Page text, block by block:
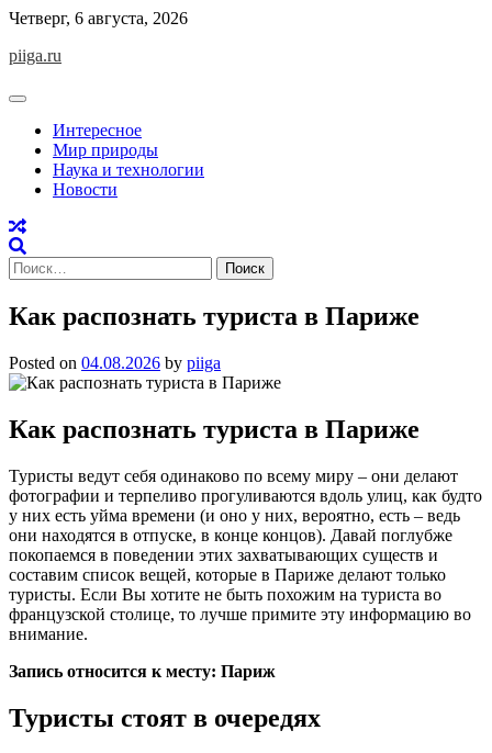
Skip
content
Четверг, 6 августа, 2026
piiga.ru
Интересное
Мир природы
Наука и технологии
Новости
Найти:
Как распознать туриста в Париже
Posted on 04.08.2026 by piiga
Как распознать туриста в Париже
Туристы ведут себя одинаково по всему миру – они делают
фотографии и терпеливо прогуливаются вдоль улиц, как будто
у них есть уйма времени (и оно у них, вероятно, есть – ведь
они находятся в отпуске, в конце концов). Давай поглубже
покопаемся в поведении этих захватывающих существ и
составим список вещей, которые в Париже делают только
туристы. Если Вы хотите не быть похожим на туриста во
французской столице, то лучше примите эту информацию во
внимание.
Запись относится к месту: Париж
Туристы стоят в очередях